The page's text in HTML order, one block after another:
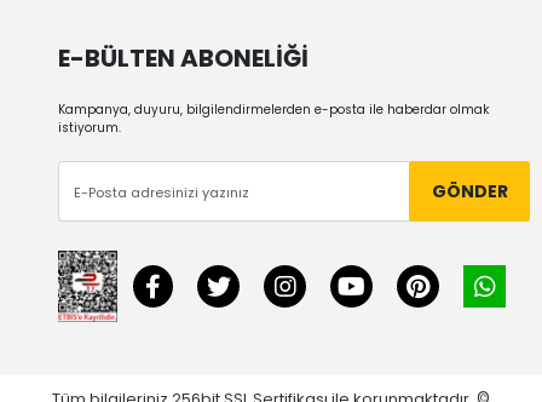
E-BÜLTEN ABONELİĞİ
Kampanya, duyuru, bilgilendirmelerden e-posta ile haberdar olmak
istiyorum.
GÖNDER